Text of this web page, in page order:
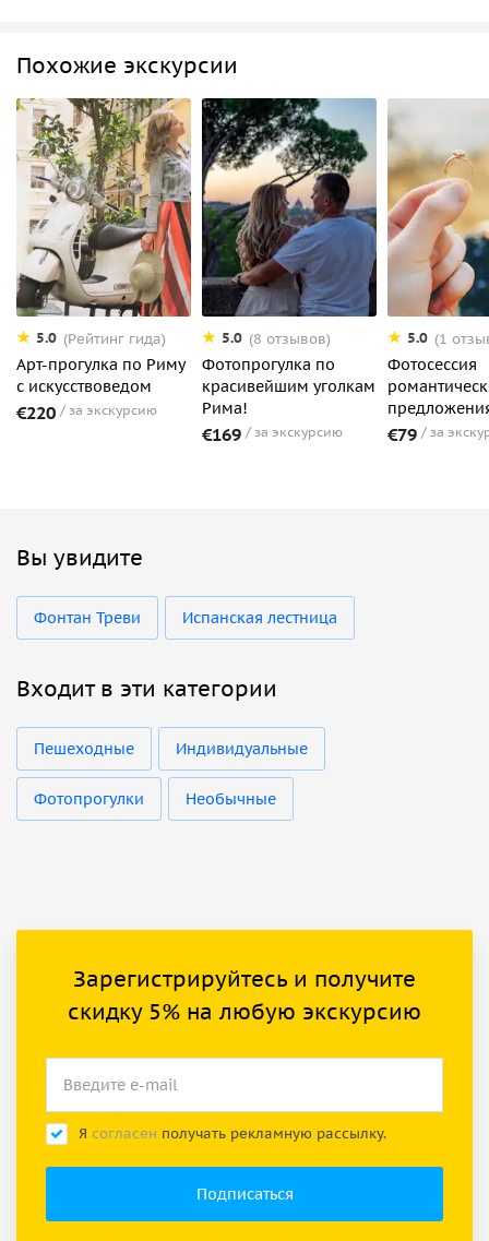
Похожие экскурсии
5.0 (Рейтинг гида)
Арт-прогулка по Риму
с искусствоведом
€220 за экскурсию
5.0 (8 отзывов)
Фотопрогулка по
красивейшим уголкам
Рима!
€169 за экскурсию
5.0 (1
Фотосессия
€79 за
Вы увидите
Фонтан Треви Испанская лестница
Входит в эти категории
Пешеходные Индивидуальные
Фотопрогулки Необычные
Зарегистрируйтесь и получите
скидку 5% на любую экскурсию
Я согласен получать рекламную рассылку.